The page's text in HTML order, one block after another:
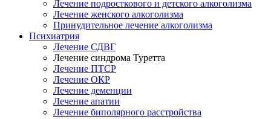
Лечение подросткового и детского алкоголизма
Лечение женского алкоголизма
Принудительное лечение алкоголизма
Психиатрия
Лечение СДВГ
Лечение синдрома Туретта
Лечение ПТСР
Лечение ОКР
Лечение деменции
Лечение апатии
Лечение биполярного расстройства